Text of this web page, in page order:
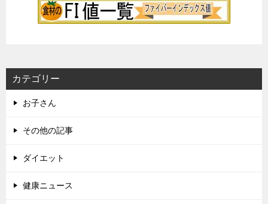
カテゴリー
お子さん
その他の記事
ダイエット
健康ニュース